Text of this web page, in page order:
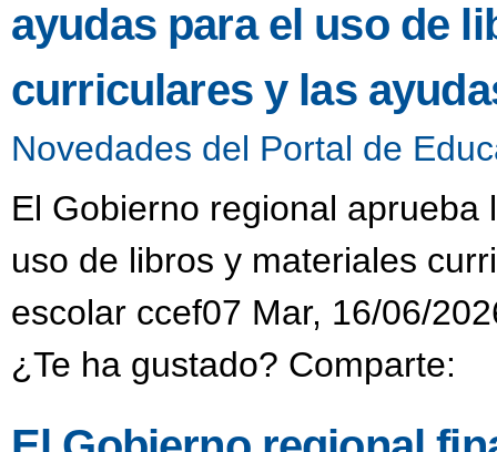
ayudas para el uso de
curriculares y las
Novedades del Portal de
El Gobierno regional
uso de libros y materiales
escolar ccef07 Mar, 16/06/
¿Te ha gustado? Comparte: